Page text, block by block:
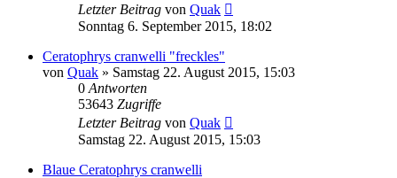
Letzter Beitrag von Quak
Sonntag 6. September 2015, 18:02
Ceratophrys cranwelli "freckles"
von Quak » Samstag 22. August 2015, 15:03
0 Antworten
53643 Zugriffe
Letzter Beitrag von Quak
Samstag 22. August 2015, 15:03
Blaue Ceratophrys cranwelli